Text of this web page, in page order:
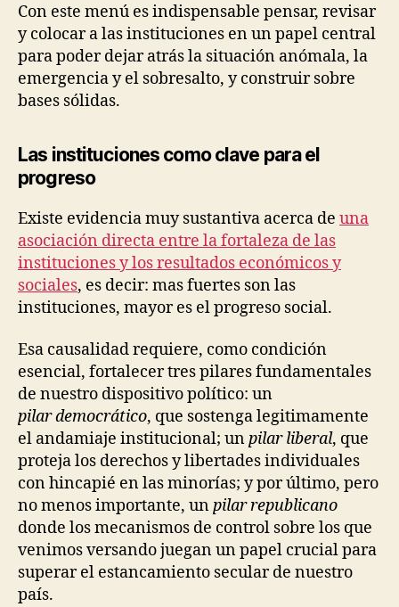
Con este menú es indispensable pensar, revisar
y colocar a las instituciones en un papel central
para poder dejar atrás la situación anómala, la
emergencia y el sobresalto, y construir sobre
bases sólidas.
Las instituciones como clave para el
progreso
Existe evidencia muy sustantiva acerca de una
asociación directa entre la fortaleza de las
instituciones y los resultados económicos y
sociales, es decir: mas fuertes son las
instituciones, mayor es el progreso social.
Esa causalidad requiere, como condición
esencial, fortalecer tres pilares fundamentales
de nuestro dispositivo político: un
pilardemocrático, que sostenga legitimamente
el andamiaje institucional; unpilar liberal, que
proteja los derechos y libertades individuales
con hincapié en las minorías; y por último, pero
no menos importante, unpilar republicano
donde los mecanismos de control sobre los que
venimos versando juegan un papel crucial para
superar el estancamiento secular de nuestro
país.